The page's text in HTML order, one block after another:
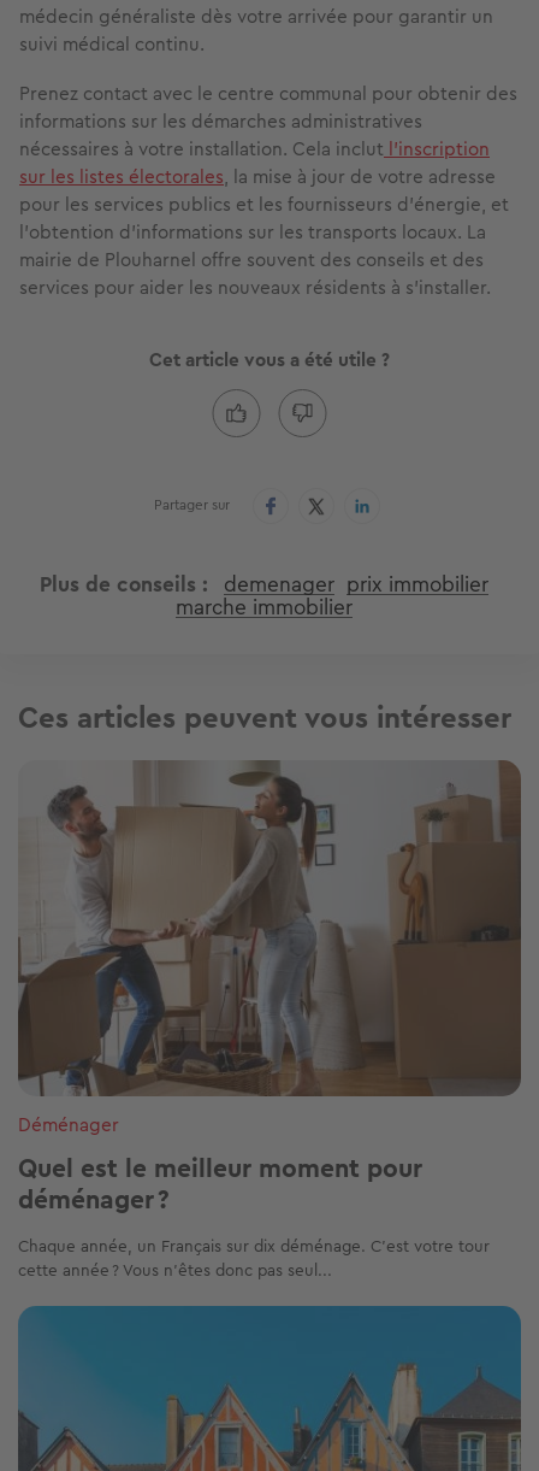
médecin généraliste dès votre arrivée pour garantir un
suivi médical continu.
Prenez contact avec le centre communal pour obtenir des
informations sur les démarches administratives
nécessaires à votre installation. Cela inclut l’inscription
sur les listes électorales, la mise à jour de votre adresse
pour les services publics et les fournisseurs d’énergie, et
l'obtention d'informations sur les transports locaux. La
mairie de Plouharnel offre souvent des conseils et des
services pour aider les nouveaux résidents à s'installer.
Cet article vous a été utile ?
Partager sur
Plus de conseils demenager prix immobilier
marche immobilier
Ces articles peuvent vous intéresser
Déménager
Quel est le meilleur moment pour
déménager ?
Chaque année, un Français sur dix déménage. C’est votre tour
cette année ? Vous n’êtes donc pas seul...
Image